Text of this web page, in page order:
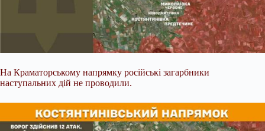
На Краматорському напрямку російські загарбники
наступальних дій не проводили.